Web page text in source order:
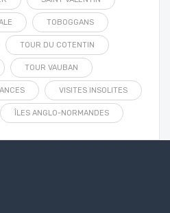
TOBOGGANS
TOUR DU COTENTIN
TOUR VAUBAN
VISITES INSOLITES
ÎLES ANGLO-NORMANDES